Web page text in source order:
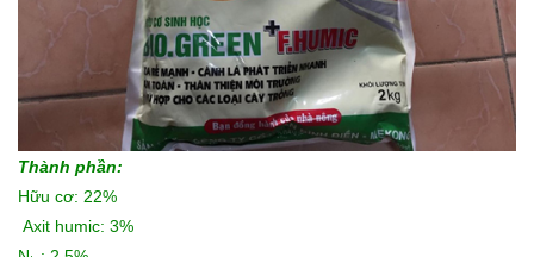
Thành phần:
Hữu cơ: 22%
Axit humic: 3%